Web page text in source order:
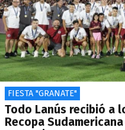
FIESTA "GRANATE"
Todo Lanús recibió a
Recopa